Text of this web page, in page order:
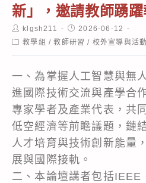
新」，邀請教師踴躍
Post
author:
klgsh211
Post
published:
2026-06-12
Post教學組 / 教師研習 / 校外宣導與活動
一、為掌握人工智慧與無
進國際技術交流與產學合
專家學者及產業代表，共
低空經濟等前瞻議題，鏈
人才培育與技術創新能量
展與國際接軌。
二、本論壇講者包括